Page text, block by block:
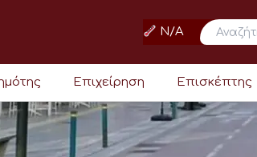
N/A
Επιχείρηση Επισκέπτης